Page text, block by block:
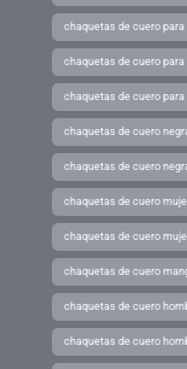
chaquetas de cuero
chaquetas de cuero para
chaquetas de cuero para
chaquetas de cuero
chaquetas de cuero
chaquetas de cuero
chaquetas de cuero
chaquetas de cuero
chaquetas de cuero
chaquetas de cuero